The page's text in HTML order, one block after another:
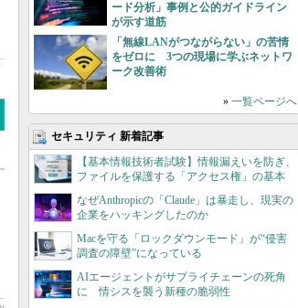
ード分析」事例と公的ガイドライン
が示す道筋
「無線LANがつながらない」の苦情
をゼロに 3つの現場に学ぶネットワ
ーク改善術
» 一覧ページへ
セキュリティ 新着記事
【基本情報技術者試験】情報漏えいを防ぎ、
ファイルを保護する「アクセス権」の基本
なぜAnthropicの「Claude」は暴走し、現実の
企業をハッキングしたのか
Macを守る「ロックダウンモード」が“侵害
調査の障壁”になっている
AIエージェントがサプライチェーンの死角
に 情シスを襲う新種の脆弱性